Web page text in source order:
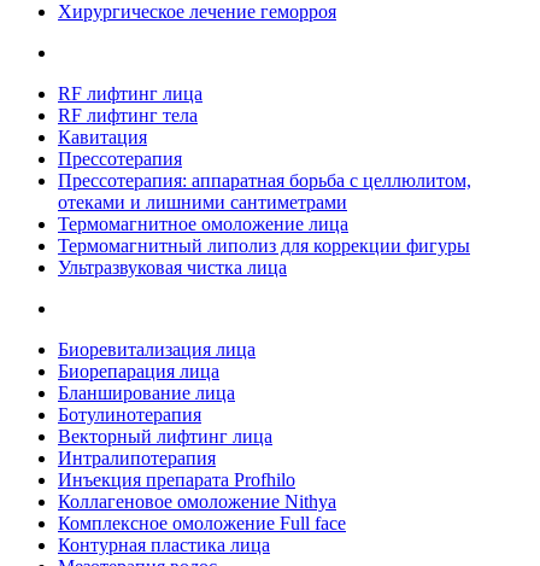
Хирургическое лечение геморроя
RF лифтинг лица
RF лифтинг тела
Кавитация
Прессотерапия
Прессотерапия: аппаратная борьба с целлюлитом,
отеками и лишними сантиметрами
Термомагнитное омоложение лица
Термомагнитный липолиз для коррекции фигуры
Ультразвуковая чистка лица
Биоревитализация лица
Биорепарация лица
Бланширование лица
Ботулинотерапия
Векторный лифтинг лица
Интралипотерапия
Инъекция препарата Profhilo
Коллагеновое омоложение Nithya
Комплексное омоложение Full face
Контурная пластика лица